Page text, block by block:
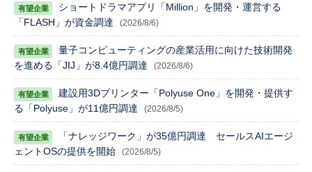
ショートドラマアプリ「Million」を開発・運営する
「FLASH」が資金調達
(2026/8/6)
量子コンピューティングの産業活用に向けた技術開発
を進める「JIJ」が8.4億円調達
(2026/8/6)
建設用3Dプリンター「Polyuse One」を開発・提供す
る「Polyuse」が11億円調達
(2026/8/5)
「ナレッジワーク」が35億円調達 セールスAIエージ
ェントOSの提供を開始
(2026/8/5)